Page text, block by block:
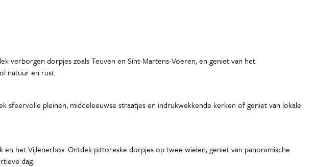
verborgen dorpjes zoals Teuven en Sint-Martens-Voeren, en geniet van het
natuur en rust.
sfeervolle pleinen, middeleeuwse straatjes en indrukwekkende kerken of geniet van lokale
het Vijlenerbos. Ontdek pittoreske dorpjes op twee wielen, geniet van panoramische
dag.